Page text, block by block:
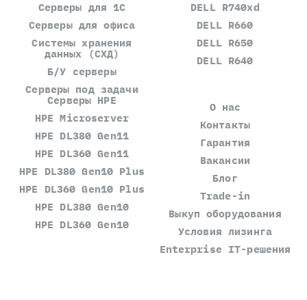
Серверы для 1С
Серверы для офиса
Системы хранения
данных (СХД)
Б/У серверы
Серверы под задачи
DELL R740xd
DELL R660
DELL R650
DELL R640
Серверы HPE
HPE Microserver
HPE DL380 Gen11
HPE DL360 Gen11
HPE DL380 Gen10 Plus
HPE DL360 Gen10 Plus
HPE DL380 Gen10
HPE DL360 Gen10
О нас
Контакты
Гарантия
Вакансии
Блог
Trade-in
Выкуп оборудования
Условия лизинга
Enterprise IT-решения